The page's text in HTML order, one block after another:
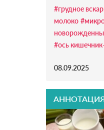
#грудное
молоко
#ось
08.09.2025